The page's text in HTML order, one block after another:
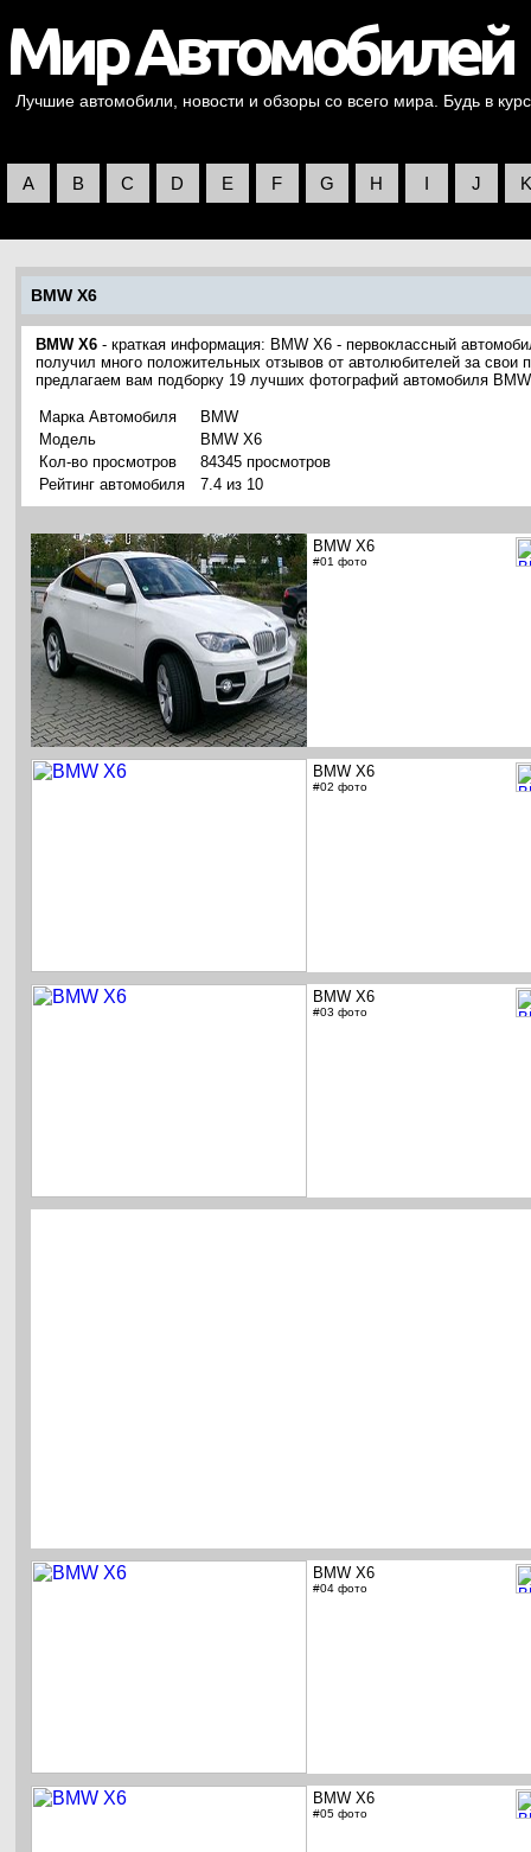
Лучшие автомобили, новости и обзоры со всего мира. Будь в
A B C D E F G H I J K
BMW X6
BMW X6 - краткая информация: BMW X6 - первоклассный
получил много положительных отзывов от автолюбителей за свои
предлагаем вам подборку 19 лучших фотографий автомобиля
Марка Автомобиля
BMW
Модель
BMW X6
Кол-во просмотров
84345 просмотров
Рейтинг автомобиля
7.4 из 10
BMW X6
#01 фото
BMW X6
#02 фото
BMW X6
#03 фото
BMW X6
#04 фото
BMW X6
#05 фото